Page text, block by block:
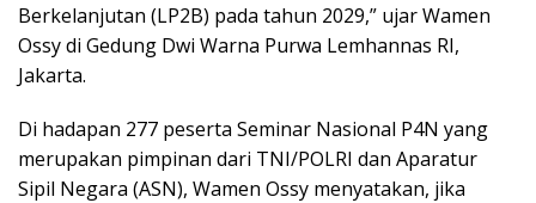
Berkelanjutan (LP2B) pada tahun 2029,” ujar Wamen
Ossy di Gedung Dwi Warna Purwa Lemhannas RI,
Jakarta.
Di hadapan 277 peserta Seminar Nasional P4N yang
merupakan pimpinan dari TNI/POLRI dan Aparatur
Sipil Negara (ASN), Wamen Ossy menyatakan, jika